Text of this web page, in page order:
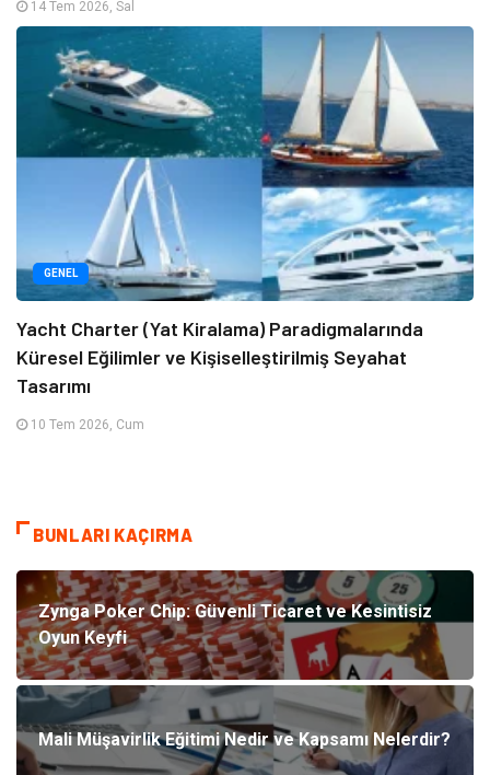
14 Tem 2026, Sal
GENEL
Yacht Charter (Yat Kiralama) Paradigmalarında
Küresel Eğilimler ve Kişiselleştirilmiş Seyahat
Tasarımı
10 Tem 2026, Cum
BUNLARI KAÇIRMA
Zynga Poker Chip: Güvenli Ticaret ve Kesintisiz
Oyun Keyfi
Mali Müşavirlik Eğitimi Nedir ve Kapsamı Nelerdir?